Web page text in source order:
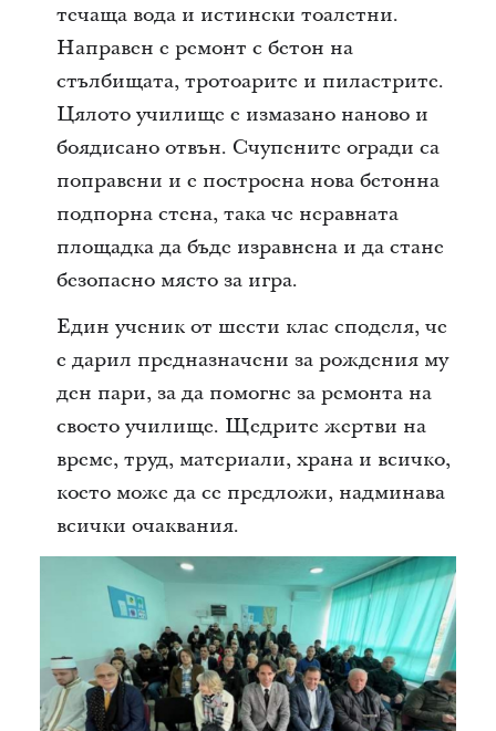
течаща вода и истински тоалетни.
Направен е ремонт с бетон на
стълбищата, тротоарите и пиластрите.
Цялото училище е измазано наново и
боядисано отвън. Счупените огради са
поправени и е построена нова бетонна
подпорна стена, така че неравната
площадка да бъде изравнена и да стане
безопасно място за игра.
Един ученик от шести клас споделя, че
е дарил предназначени за рождения му
ден пари, за да помогне за ремонта на
своето училище. Щедрите жертви на
време, труд, материали, храна и всичко,
което може да се предложи, надминава
всички очаквания.